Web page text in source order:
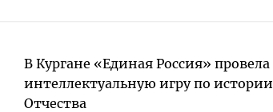
В Кургане «Единая Россия» провела
интеллектуальную игру по истории
Отчества